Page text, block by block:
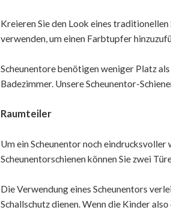
Kreieren Sie den Look eines
verwenden, um einen Farbtupfer
Scheunentore benötigen weniger Platz
Badezimmer. Unsere Scheunentor-
Raumteiler
Um ein Scheunentor noch
Scheunentorschienen können Sie zwei
Die Verwendung eines Scheunentors
Schallschutz dienen. Wenn die Kinder